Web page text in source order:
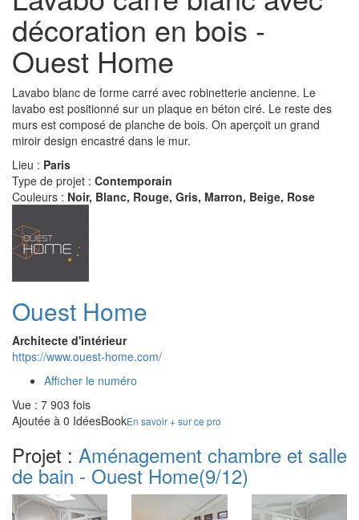
décoration en bois -
Ouest Home
Lavabo blanc de forme carré avec robinetterie ancienne. Le
lavabo est positionné sur un plaque en béton ciré. Le reste des
murs est composé de planche de bois. On aperçoit un grand
miroir design encastré dans le mur.
Lieu : Paris
Type de projet : Contemporain
Couleurs : Noir, Blanc, Rouge, Gris, Marron, Beige, Rose
Ouest Home
Architecte d'intérieur
https://www.ouest-home.com/
Afficher le numéro
Vue : 7 903 fois
Ajoutée à 0 IdéesBookEn savoir + sur ce pro
Projet : Aménagement chambre et salle
de bain - Ouest Home(9/12)